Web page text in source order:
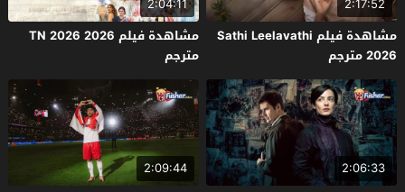
مشاهدة فيلم Sathi Leelavathi
2026 مترجم
مشاهدة فيلم TN 2026 2026
مترجم
2:06:33
2:09:44